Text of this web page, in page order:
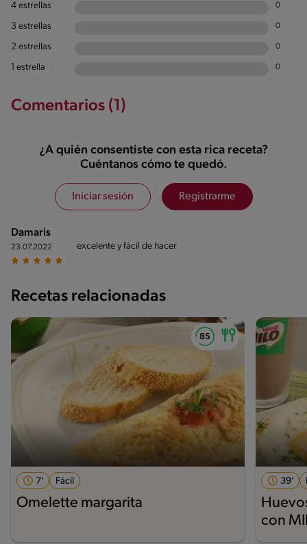
4 estrellas 0
3 estrellas 0
2 estrellas 0
1 estrella 0
Comentarios (1)
¿A quién consentiste con esta rica receta?
Cuéntanos cómo te quedó.
Iniciar sesión Registrarme
Damaris
23.07.2022 excelente y fácil de hacer
Recetas relacionadas
7' Fácil
Omelette margarita
39'
con